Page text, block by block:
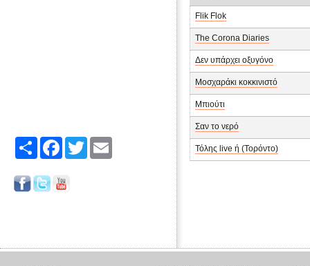
Share FacebookTwitter
Flik Flok
The Corona Diaries
Δεν υπάρχει οξυγόνο
Μοσχαράκι κοκκινιστό
Μπιούτι
Σαν το νερό
Τόλης live ή (Τορόντο)